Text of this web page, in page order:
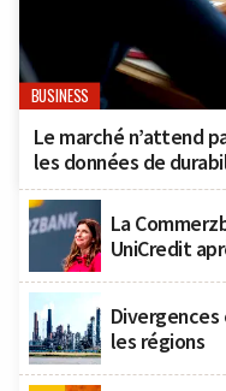
BUSINESS
Le marché n’attend
les données de
La
UniCredit
les régions